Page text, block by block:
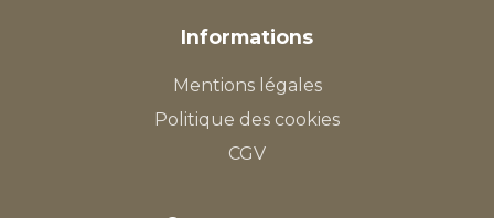
Informations
Mentions légales
Politique des cookies
CGV